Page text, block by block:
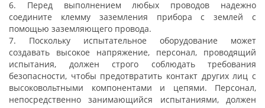
6. Перед выполнением любых проводов надежно
соедините клемму заземления прибора с землей с
помощью заземляющего провода.
7. Поскольку испытательное оборудование может
создавать высокое напряжение, персонал, проводящий
испытания, должен строго соблюдать требования
безопасности, чтобы предотвратить контакт других лиц с
высоковольтными компонентами и цепями. Персонал,
непосредственно занимающийся испытаниями, должен